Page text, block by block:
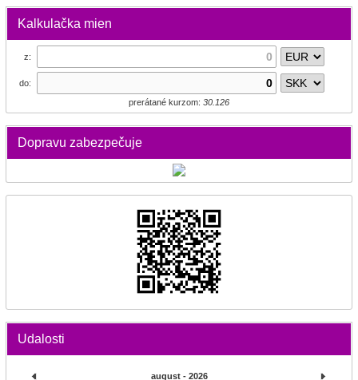
Kalkulačka mien
z:
do:
prerátané kurzom: 30.126
Dopravu zabezpečuje
Udalosti
august - 2026